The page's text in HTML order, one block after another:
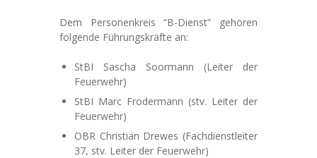
Dem Personenkreis “B-Dienst” gehören
folgende Führungskräfte an:
StBI Sascha Soormann (Leiter der
Feuerwehr)
StBI Marc Frodermann (stv. Leiter der
Feuerwehr)
OBR Christian Drewes (Fachdienstleiter
37, stv. Leiter der Feuerwehr)